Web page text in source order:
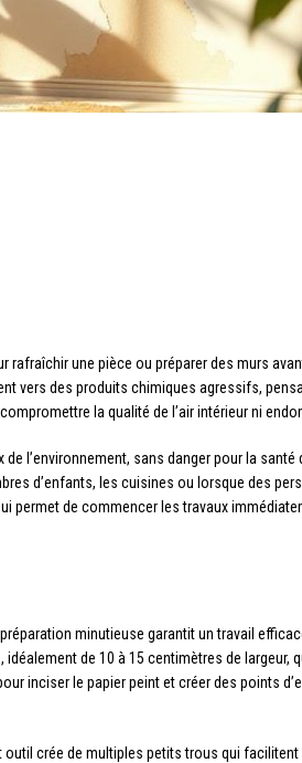
rafraîchir une pièce ou préparer des murs
vers des produits chimiques agressifs,
la qualité de l’air intérieur ni
l’environnement, sans danger pour la
d’enfants, les cuisines ou lorsque des
de commencer les travaux
minutieuse garantit un travail
de 10 à 15 centimètres de largeur,
inciser le papier peint et créer des points
crée de multiples petits trous qui